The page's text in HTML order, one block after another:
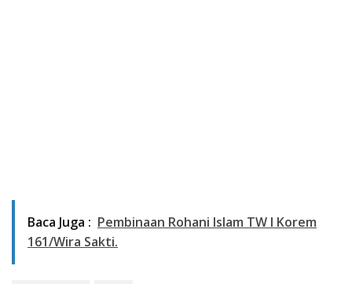
Baca Juga : Pembinaan Rohani Islam TW I Korem
161/Wira Sakti.